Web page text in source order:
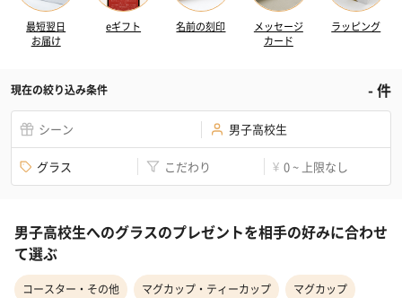
最短翌日
お届け
eギフト 名前の刻印
メッセージ
カード
ラッピング
現在の絞り込み条件 -件
シーン 男子高校生
グラス こだわり ¥ 0 ~ 上限なし
男子高校生へのグラスのプレゼントを相手の好みに合わせ
て選ぶ
コースター・その他 マグカップ・ティーカップ マグカップ